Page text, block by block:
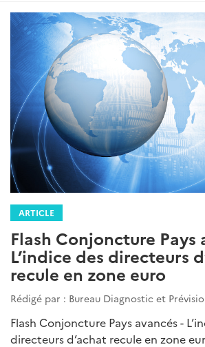
ARTICLE
Flash Conjoncture Pays
L’indice des directeurs
recule en zone euro
Rédigé par : Bureau Diagnostic et
Flash Conjoncture Pays avancés -
directeurs d’achat recule en zone